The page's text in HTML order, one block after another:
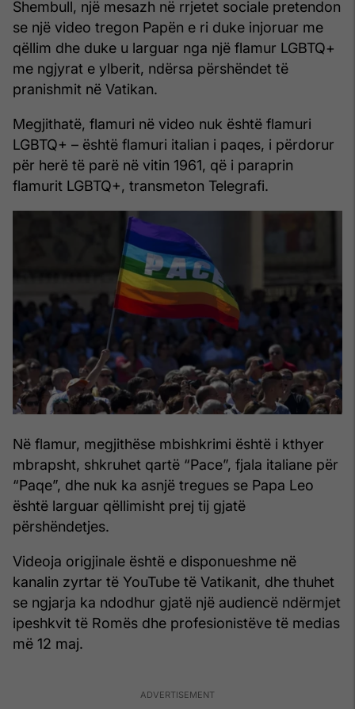
Shembull, një mesazh në rrjetet sociale pretendon
se një video tregon Papën e ri duke injoruar me
qëllim dhe duke u larguar nga një flamur LGBTQ+
me ngjyrat e ylberit, ndërsa përshëndet të
pranishmit në Vatikan.
Megjithatë, flamuri në video nuk është flamuri
LGBTQ+ – është flamuri italian i paqes, i përdorur
për herë të parë në vitin 1961, që i paraprin
flamurit LGBTQ+, transmeton Telegrafi.
Në flamur, megjithëse mbishkrimi është i kthyer
mbrapsht, shkruhet qartë “Pace”, fjala italiane për
“Paqe”, dhe nuk ka asnjë tregues se Papa Leo
është larguar qëllimisht prej tij gjatë
përshëndetjes.
Videoja origjinale është e disponueshme në
kanalin zyrtar të YouTube të Vatikanit, dhe thuhet
se ngjarja ka ndodhur gjatë një audiencë ndërmjet
ipeshkvit të Romës dhe profesionistëve të medias
më 12 maj.